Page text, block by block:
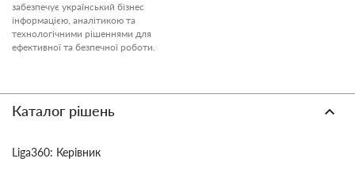
забезпечує український бізнес
інформацією, аналітикою та
технологічними рішеннями для
ефективної та безпечної роботи.
Каталог рішень
Liga360: Керівник